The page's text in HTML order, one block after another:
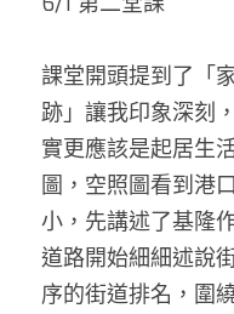
課堂開頭提到了「
跡」讓我印象深刻
實更應該是起居生
圖，空照圖看到港
小，先講述了基隆
道路開始細細述說
序的街道排名，圍